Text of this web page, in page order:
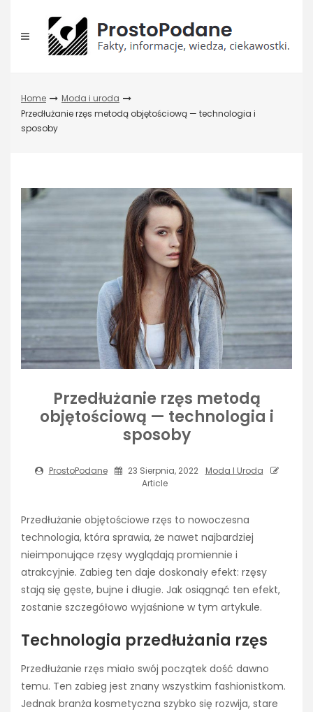
content
Home
Moda i uroda
Przedłużanie rzęs metodą objętościową — technologia i
sposoby
Przedłużanie rzęs metodą
objętościową — technologia i
sposoby
ProstoPodane 23 Sierpnia, 2022
Moda I Uroda
Article
Przedłużanie objętościowe rzęs to nowoczesna
technologia, która sprawia, że nawet najbardziej
nieimponujące rzęsy wyglądają promiennie i
atrakcyjnie. Zabieg ten daje doskonały efekt: rzęsy
stają się gęste, bujne i długie. Jak osiągnąć ten efekt,
zostanie szczegółowo wyjaśnione w tym artykule.
Technologia przedłużania rzęs
Przedłużanie rzęs miało swój początek dość dawno
temu. Ten zabieg jest znany wszystkim fashionistkom.
Jednak branża kosmetyczna szybko się rozwija, stare